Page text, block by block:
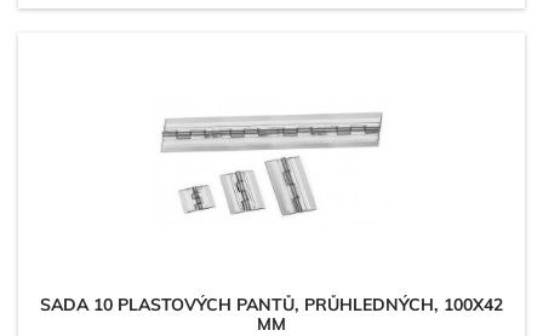
SADA 10 PLASTOVÝCH PANTŮ, PRŮHLEDNÝCH, 100X42
MM